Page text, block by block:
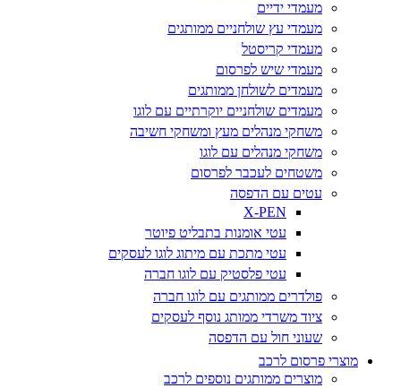
מעמדי ידיים
מעמדי עץ שולחניים ממותגים
מעמדי קריסטל
מעמדי שיש לפרסום
מעמדים לשולחן ממותגים
מעמדים שולחניים יוקרתיים עם לוגו
משחקי מנהלים מעץ ומשחקי חשיבה
משחקי מנהלים עם לוגו
משטחים לעכבר לפרסום
עטים עם הדפסה
X-PEN
עטי אומנות בתבליט פיוטר
עטי מתכת עם מיתוג לוגו לעסקים
עטי פלסטיק עם לוגו חברה
פולדרים ממותגים עם לוגו חברה
ציוד משרדי ממותג נוסף לעסקים
שעוני חול עם הדפסה
מוצרי פרסום לרכב
מוצרים ממותגים נוספים לרכב